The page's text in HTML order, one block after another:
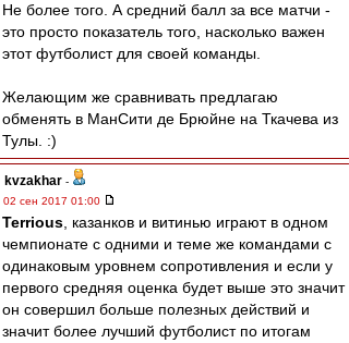
Не более того. А средний балл за все матчи -
это просто показатель того, насколько важен
этот футболист для своей команды.
Желающим же сравнивать предлагаю
обменять в МанСити де Брюйне на Ткачева из
Тулы. :)
kvzakhar -
02 сен 2017 01:00
Terrious , казанков и витинью играют в одном
чемпионате с одними и теме же командами с
одинаковым уровнем сопротивления и если у
первого средняя оценка будет выше это значит
он совершил больше полезных действий и
значит более лучший футболист по итогам